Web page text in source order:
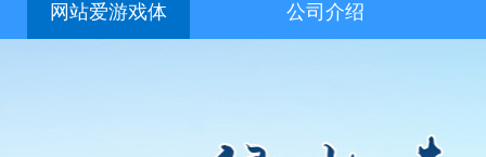
网站爱游戏体 公司介绍